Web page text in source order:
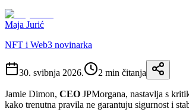
Maja Jurić
NFT i Web3 novinarka
30. svibnja 2026. 2 min čitanja
Jamie Dimon, CEO JPMorgana, nastavlja s
kako trenutna pravila ne garantuju sigurnost i